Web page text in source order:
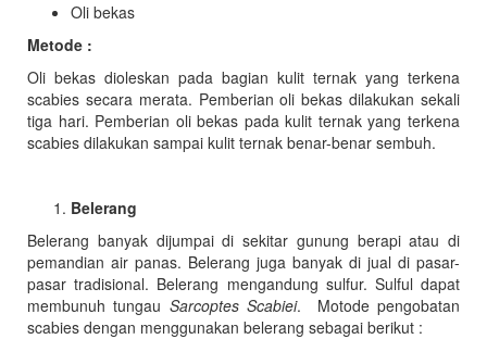
Oli bekas
Metode :
Oli bekas dioleskan pada bagian kulit ternak yang terkena
scabies secara merata. Pemberian oli bekas dilakukan sekali
tiga hari. Pemberian oli bekas pada kulit ternak yang terkena
scabies dilakukan sampai kulit ternak benar-benar sembuh.
Belerang
Belerang banyak dijumpai di sekitar gunung berapi atau di
pemandian air panas. Belerang juga banyak di jual di pasar-
pasar tradisional. Belerang mengandung sulfur. Sulful dapat
membunuh tungau Sarcoptes Scabiei. Motode pengobatan
scabies dengan menggunakan belerang sebagai berikut :